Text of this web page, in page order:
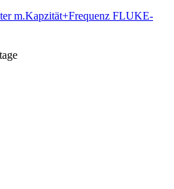
m.Kapzität+Frequenz FLUKE-